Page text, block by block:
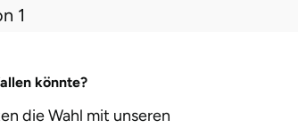
1
könnte?
die Wahl mit unseren